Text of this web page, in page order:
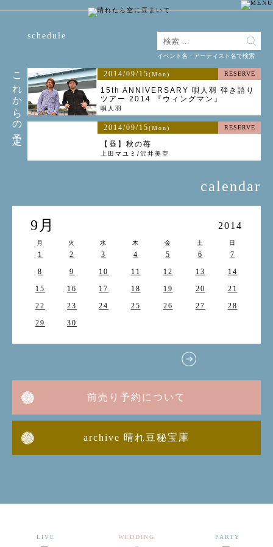
これからの予定
schedule
2014/09/15(Mon) RESERVE
15th ANNIVERSARY 唄人羽 弾き語り
ツアー 2014 『ウィングマン』
唄人羽
2014/09/15(Mon) RESERVE
【昼】秋の苺
上田マユミ/沢井美空
calendar
9月 2014
月 火 水 木 金 土 日
1 2 3 4 5 6
7
8
9 10 11 12 13
14
15
16 17 18 19 20
21
22
23 24 25 26 27
28
29
30
イベント名・アーティスト名で検索
前売り予約について
archive 晴れ豆秘宝庫
LIVE WEDDING PARTY